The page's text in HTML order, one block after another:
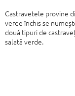
Castravetele provine
verde închis se
două tipuri de
salată verde.